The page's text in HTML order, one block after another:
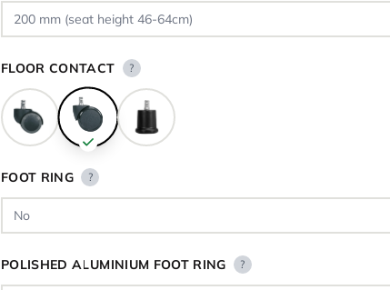
FLOOR CONTACT ?
FOOT RING ?
POLISHED ALUMINIUM FOOT RING ?